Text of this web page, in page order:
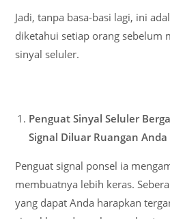
Jadi, tanpa basa-basi lagi, ini
diketahui setiap orang sebelum
sinyal seluler.
Penguat Sinyal Seluler
Signal Diluar Ruangan Anda
Penguat signal ponsel ia
membuatnya lebih keras.
yang dapat Anda harapkan